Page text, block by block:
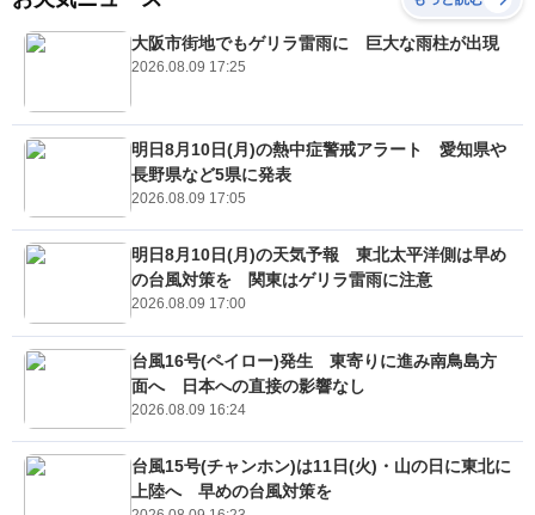
大阪市街地でもゲリラ雷雨に 巨大な雨柱が出現
2026.08.09 17:25
明日8月10日(月)の熱中症警戒アラート 愛知県や
長野県など5県に発表
2026.08.09 17:05
明日8月10日(月)の天気予報 東北太平洋側は早め
の台風対策を 関東はゲリラ雷雨に注意
2026.08.09 17:00
台風16号(ペイロー)発生 東寄りに進み南鳥島方
面へ 日本への直接の影響なし
2026.08.09 16:24
台風15号(チャンホン)は11日(火)・山の日に東北に
上陸へ 早めの台風対策を